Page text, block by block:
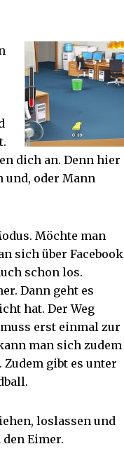
dich an. Denn hier
und, oder Mann
Möchte man
sich über Facebook
schon los.
Dann geht es
hat. Der Weg
erst einmal zur
man sich zudem
gibt es unter
loslassen und
Eimer.